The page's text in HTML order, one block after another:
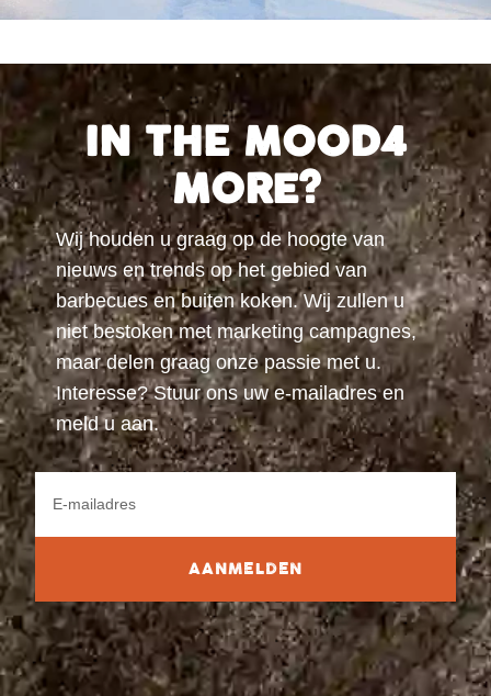
IN THE MOOD4
MORE?
Wij houden u graag op de hoogte van
nieuws en trends op het gebied van
barbecues en buiten koken. Wij zullen u
niet bestoken met marketing campagnes,
maar delen graag onze passie met u.
Interesse? Stuur ons uw e-mailadres en
meld u aan.
AANMELDEN